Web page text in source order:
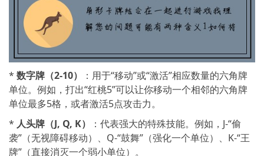
* 数字牌（2-10）
：用于“移动”或“激活”相应数量的六角牌
单位。例如，打出“红桃5”可以让你移动一个相邻的六角牌
单位最多5格，或者激活5点攻击力。
* 人头牌（J, Q, K）
：代表强大的特殊技能。例如，J-“偷
袭”（无视障碍移动）、Q-“鼓舞”（强化一个单位）、K-“王
牌”（直接消灭一个弱小单位）。